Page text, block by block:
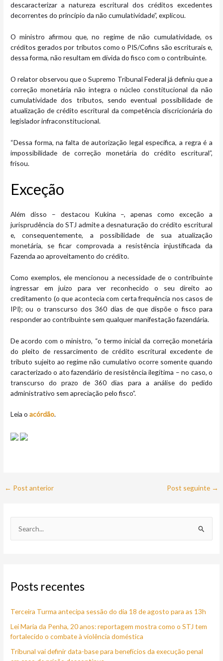
descaracterizar a natureza escritural dos créditos excedentes
decorrentes do princípio da não cumulatividade”, explicou.
O ministro afirmou que, no regime de não cumulatividade, os
créditos gerados por tributos como o PIS/Cofins são escriturais e,
dessa forma, não resultam em dívida do fisco com o contribuinte.
O relator observou que o Supremo Tribunal Federal já definiu que a
correção monetária não integra o núcleo constitucional da não
cumulatividade dos tributos, sendo eventual possibilidade de
atualização de crédito escritural da competência discricionária do
legislador infraconstitucional.
“Dessa forma, na falta de autorização legal específica, a regra é a
impossibilidade de correção monetária do crédito escritural”,
frisou.
Exc​​​eção
Além disso – destacou Kukina –, apenas como exceção a
jurisprudência do STJ admite a desnaturação do crédito escritural
e, consequentemente, a possibilidade de sua atualização
monetária, se ficar comprovada a resistência injustificada da
Fazenda ao aproveitamento do crédito.
Como exemplos, ele mencionou a necessidade de o contribuinte
ingressar em juízo para ver reconhecido o seu direito ao
creditamento (o que acontecia com certa frequência nos casos de
IPI); ou o transcurso dos 360 dias de que dispõe o fisco para
responder ao contribuinte sem qualquer manifestação fazendária.
De acordo com o ministro, “o termo inicial da correção monetária
do pleito de ressarcimento de crédito escritural excedente de
tributo sujeito ao regime não cumulativo ocorre somente quando
caracterizado o ato fazendário de resistência ilegítima – no caso, o
transcurso do prazo de 360 dias para a análise do pedido
administrativo sem apreciação pelo fisco”.
Leia oacórdão.
← Post anterior Post seguinte →
u
s
a
r
p
Posts recentes
Terceira Turma antecipa sessão do dia 18 de agosto para as 13h
Lei Maria da Penha, 20 anos: reportagem mostra como o STJ tem
fortalecido o combate à violência doméstica
Tribunal vai definir data-base para benefícios da execução penal